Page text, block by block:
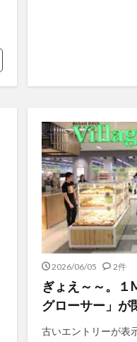
2026/06/05 2件
ぎょえ～～。
グローサー」
古いエントリーが表